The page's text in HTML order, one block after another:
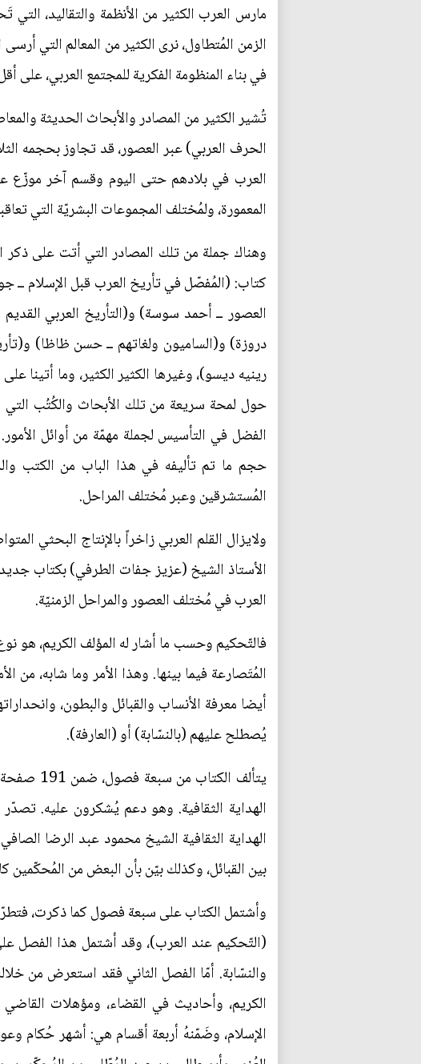
مارس العرب الكثير من الأنظمة والتقاليد،
الزمن المُتطاول، نرى الكثير من المعالم التي
في بناء المنظومة الفكرية للمجتمع العربي، على
تُشير الكثير من المصادر والأبحاث الحديثة
الحرف العربي) عبر العصور، قد تجاوز بحجمه
العرب في بلادهم حتى اليوم وقسم آخر موزّع
المعمورة، ولمُختلف المجموعات البشريّة التي
وهناك جملة من تلك المصادر التي أتت على ذكر
كتاب: (المُفصّل في تأريخ العرب قبل الإسلام
العصور ــ أحمد سوسة) و(التأريخ العربي
دروزة) و(الساميون ولغاتهم ــ حسن ظاظا)
رينيه ديسو)، وغيرها الكثير الكثير، وما أتينا
حول لمحة سريعة من تلك الأبحاث والكُتُب التي
الفضل في التأسيس لجملة مهمّة من أوائل
حجم ما تم تأليفه في هذا الباب من الكتب
المُستشرقين وعبر مُختلف المراحل.
ولايزال القلم العربي زاخراً بالإنتاج البحثي
الأستاذ الشيخ (عزيز جفات الطرفي) بكتاب
العرب في مُختلف العصور والمراحل الزمنيّة.
فالتّحكيم وحسب ما أشار له المؤلف الكريم، هو
المُتَصارعة فيما بينها. وهذا الأمر وما شابه،
أيضا معرفة الأنساب والقبائل والبطون،
يُصطلح عليهم (بالنسّابة) أو (العارفة).
يتألف
الهداية الثقافية. وهو دعم يُشكرون عليه. تصدّر
الهداية الثقافية الشيخ محمود عبد الرضا
بين القبائل، وكذلك بيّن بأن البعض من
وأشتمل الكتاب على سبعة فصول كما ذكرت، فتطرّق
(التّحكيم عند العرب)، وقد أشتمل هذا الفصل
والنسّابة. أمّا الفصل الثاني فقد استعرض من
الكريم، وأحاديث في القضاء، ومؤهلات
الإسلام، وضَمّنهُ أربعة أقسام هي: أشهر حُكام